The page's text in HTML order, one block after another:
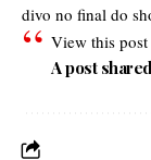
divo no final do
View this
A post